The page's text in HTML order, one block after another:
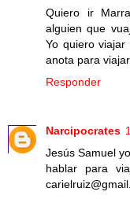
Quiero ir
alguien que
Yo quiero
anota para
Responder
Narcipocrates
Jesús Samuel
hablar para